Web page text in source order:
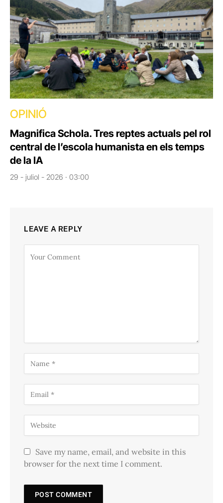
OPINIÓ
Magnifica Schola. Tres reptes actuals pel rol
central de l’escola humanista en els temps
de la IA
29 - juliol - 2026 · 03:00
LEAVE A REPLY
Save my name, email, and website in this
browser for the next time I comment.